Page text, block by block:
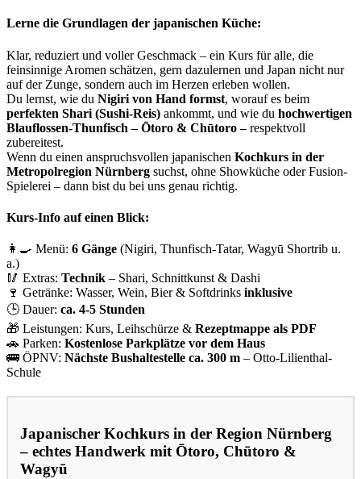
Lerne die Grundlagen der japanischen Küche:
Klar, reduziert und voller Geschmack – ein Kurs für alle, die
feinsinnige Aromen schätzen, gern dazulernen und Japan nicht nur
auf der Zunge, sondern auch im Herzen erleben wollen.
Du lernst, wie du Nigiri von Hand formst, worauf es beim
perfekten Shari (Sushi-Reis) ankommt, und wie du hochwertigen
Blauflossen-Thunfisch – Ōtoro & Chūtoro –respektvoll
zubereitest.
Wenn du einen anspruchsvollen japanischen Kochkurs in der
Metropolregion Nürnberg suchst, ohne Showküche oder Fusion-
Spielerei – dann bist du bei uns genau richtig.
Kurs-Info auf einen Blick:
👩‍🍳 Menü: 6 Gänge (Nigiri, Thunfisch-Tatar, Wagyū Shortrib u.
a.)
🥢 Extras: Technik – Shari, Schnittkunst & Dashi
🍷 Getränke: Wasser, Wein, Bier & Softdrinks inklusive
🕒 Dauer: ca. 4-5 Stunden
🎁 Leistungen: Kurs, Leihschürze & Rezeptmappe als PDF
🚗 Parken: Kostenlose Parkplätze vor dem Haus
🚌 ÖPNV: Nächste Bushaltestelle ca. 300 m – Otto-Lilienthal-
Schule
Japanischer Kochkurs in der Region Nürnberg
– echtes Handwerk mit Ōtoro, Chūtoro &
Wagyū